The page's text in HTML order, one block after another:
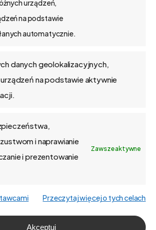
urządzeń,
na podstawie
automatycznie.
danych geolokalizacyjnych,
na podstawie aktywnie
i naprawianie
i prezentowanie
Zawsze aktywne
Przeczytaj więcej o tych celach
Akceptuj
plików cookies (EU)